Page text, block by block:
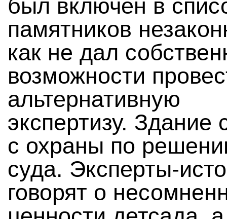
был включен в
памятников
как не дал
возможности
альтернативную
экспертизу. Здание
с охраны по
суда. Эксперты-
говорят о